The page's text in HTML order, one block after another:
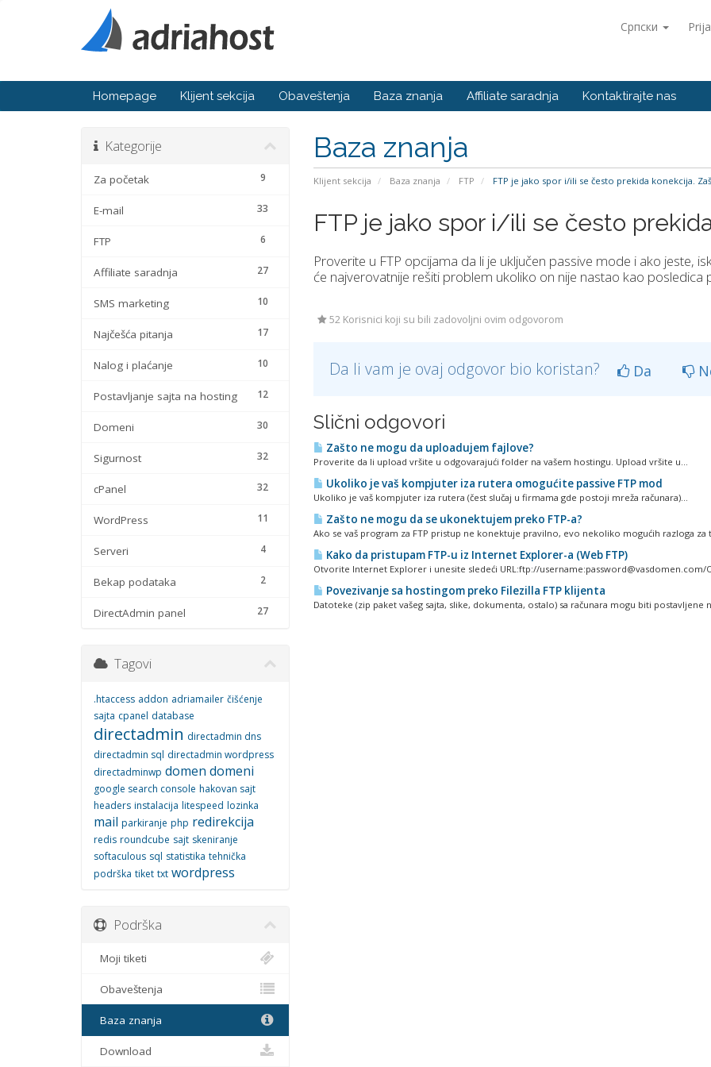
Српски
Homepage Klijent sekcija Obaveštenja Baza znanja Affiliate saradnja Kontaktirajte nas
Baza znanja
Klijent sekcija Baza znanja FTP FTP je jako spor i/ili se često prekida konekcija.
Kategorije
9
Za početak
33
E-mail
6
FTP
27
Affiliate saradnja
10
SMS marketing
17
Najčešća pitanja
10
Nalog i plaćanje
12
Postavljanje sajta na hosting
30
Domeni
32
Sigurnost
32
cPanel
11
WordPress
4
Serveri
2
Bekap podataka
27
DirectAdmin panel
FTP je jako spor i/ili se često
Proverite u FTP opcijama da li je uključen passive mode i ako jeste,
će najverovatnije rešiti problem ukoliko on nije nastao kao
52 Korisnici koji su bili zadovoljni ovim odgovorom
Da li vam je ovaj odgovor bio koristan? Da
Slični odgovori
Zašto ne mogu da uploadujem fajlove?
Proverite da li upload vršite u odgovarajući folder na vašem hostingu. Upload vršite u...
Ukoliko je vaš kompjuter iza rutera omogućite passive FTP mod
Ukoliko je vaš kompjuter iza rutera (čest slučaj u firmama gde postoji mreža računara)...
Zašto ne mogu da se ukonektujem preko FTP-a?
Ako se vaš program za FTP pristup ne konektuje pravilno, evo nekoliko mogućih razloga za
Kako da pristupam FTP-u iz Internet Explorer-a (Web FTP)
Otvorite Internet Explorer i unesite sledeći URL:ftp://username:password@vasdomen.com/
Povezivanje sa hostingom preko Filezilla FTP klijenta
Datoteke (zip paket vašeg sajta, slike, dokumenta, ostalo) sa računara mogu biti postavljene
Tagovi
.htaccess addon adriamailer čišćenje
sajta cpanel database
directadmin directadmin dns
directadmin sql directadmin wordpress
directadminwp domen domeni
google search console hakovan sajt
headers instalacija litespeed lozinka
mail parkiranje php redirekcija
redis roundcube sajt skeniranje
softaculous sql statistika tehnička
podrška tiket txt wordpress
Podrška
Moji tiketi
Obaveštenja
Baza znanja
Download